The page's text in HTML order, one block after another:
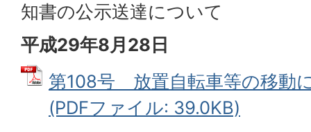
知書の公示送達について
平成29年8月28日
第108号 放置自転車等の移動
(PDFファイル: 39.0KB)